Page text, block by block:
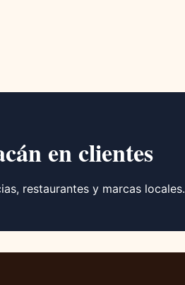
en clientes
restaurantes y marcas locales.